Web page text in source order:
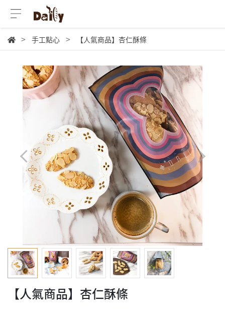
手工點心 【人氣商品】杏仁酥條
【人氣商品】杏仁酥條